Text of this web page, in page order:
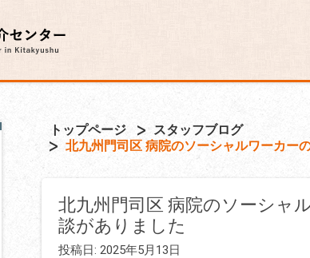
トップページ
スタッフブログ
北九州門司区 病院のソーシャルワーカー
北九州門司区 病院のソーシャ
談がありました
投稿日: 2025年5月13日